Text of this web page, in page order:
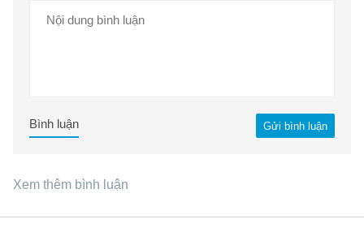
Gửi bình luận
Bình luận
Xem thêm bình luận